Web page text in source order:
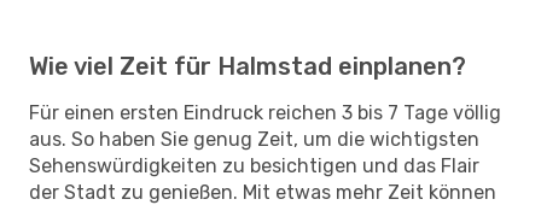
Wie viel Zeit für Halmstad einplanen?
Für einen ersten Eindruck reichen 3 bis 7 Tage völlig
aus. So haben Sie genug Zeit, um die wichtigsten
Sehenswürdigkeiten zu besichtigen und das Flair
der Stadt zu genießen. Mit etwas mehr Zeit können